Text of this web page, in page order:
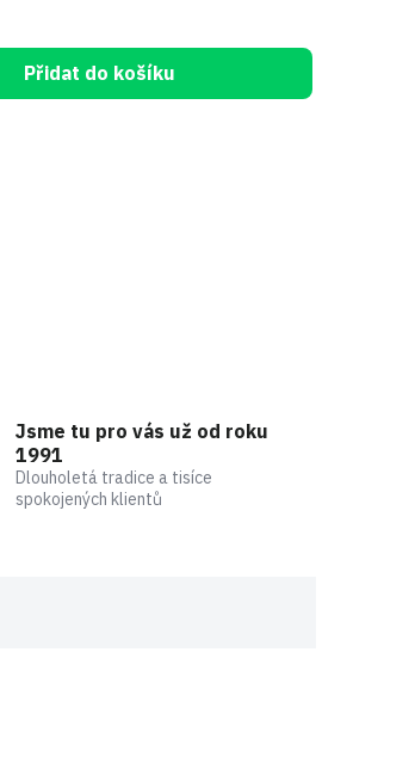
Přidat do košíku
Jsme tu pro vás už od roku
1991
Dlouholetá tradice a tisíce
spokojených klientů